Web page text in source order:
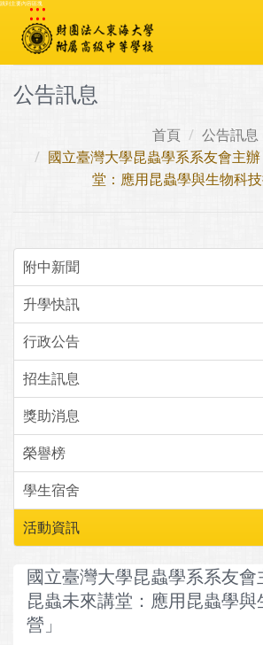
跳到主要內容區塊
:::
公告訊息
首頁
公告訊息
國立臺灣大學昆蟲學系系友會主
堂：應用昆蟲學與生物科技
附中新聞
升學快訊
行政公告
招生訊息
獎助消息
榮譽榜
學生宿舍
活動資訊
國立臺灣大學昆蟲學系系友會
昆蟲未來講堂：應用昆蟲學
營」